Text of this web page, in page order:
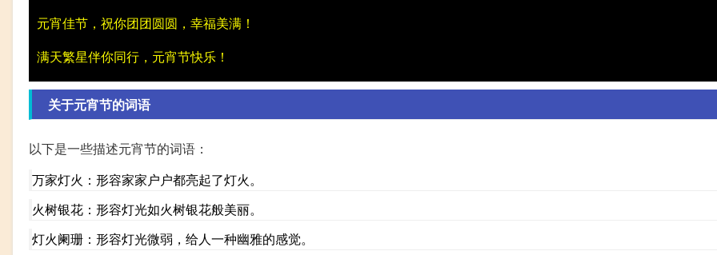
元宵佳节，祝你团团圆圆，幸福美满！
满天繁星伴你同行，元宵节快乐！
关于元宵节的词语
以下是一些描述元宵节的词语：
万家灯火：形容家家户户都亮起了灯火。
火树银花：形容灯光如火树银花般美丽。
灯火阑珊：形容灯光微弱，给人一种幽雅的感觉。